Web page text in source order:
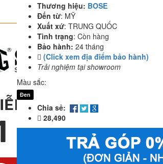
Thương hiệu: BOSE
Đến từ: MỸ
Xuất xứ: TRUNG QUỐC
Tình trạng: Còn hàng
Bảo hành: 24 tháng
(Click xem địa điểm bảo hành)
Trải nghiệm tại showroom
Màu sắc:
Đen
Chia sẻ:
28,490